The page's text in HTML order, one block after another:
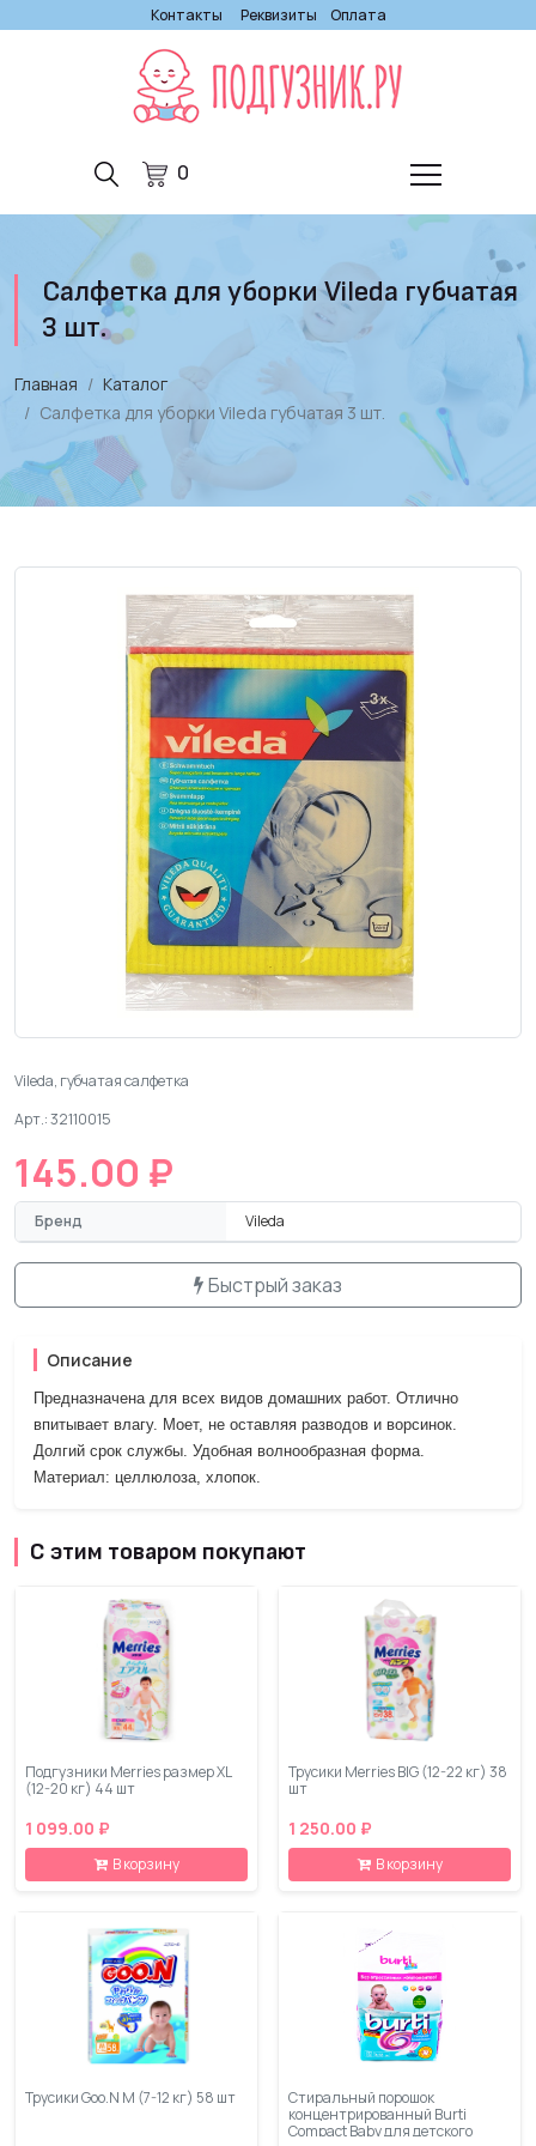
Контакты Реквизиты Оплата
0
Салфетка для уборки Vileda губчатая
3 шт.
Главная
Каталог
Салфетка для уборки Vileda губчатая 3 шт.
Vileda, губчатая салфетка
Арт.: 32110015
145.00 ₽
Бренд Vileda
Быстрый заказ
Описание
Предназначена для всех видов домашних работ. Отлично
впитывает влагу. Моет, не оставляя разводов и ворсинок.
Долгий срок службы. Удобная волнообразная форма.
Материал: целлюлоза, хлопок.
С этим товаром покупают
Подгузники Merries размер XL
(12-20 кг) 44 шт
1 099.00 ₽
В корзину
Трусики Merries BIG (12-22 кг) 38
шт
1 250.00 ₽
В корзину
Трусики Goo.N M (7-12 кг) 58 шт
Стиральный порошок
концентрированный Burti
Compact Baby для детского